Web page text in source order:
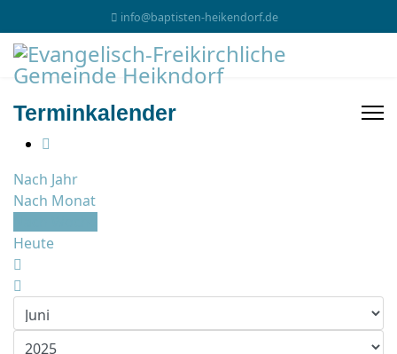
info@baptisten-heikendorf.de
Terminkalender
Nach Jahr
Nach Monat
Heute